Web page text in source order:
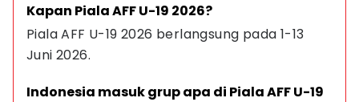
Kapan Piala AFF U-19 2026?
Piala AFF U-19 2026 berlangsung pada 1-13
Juni 2026.
Indonesia masuk grup apa di Piala AFF U-19